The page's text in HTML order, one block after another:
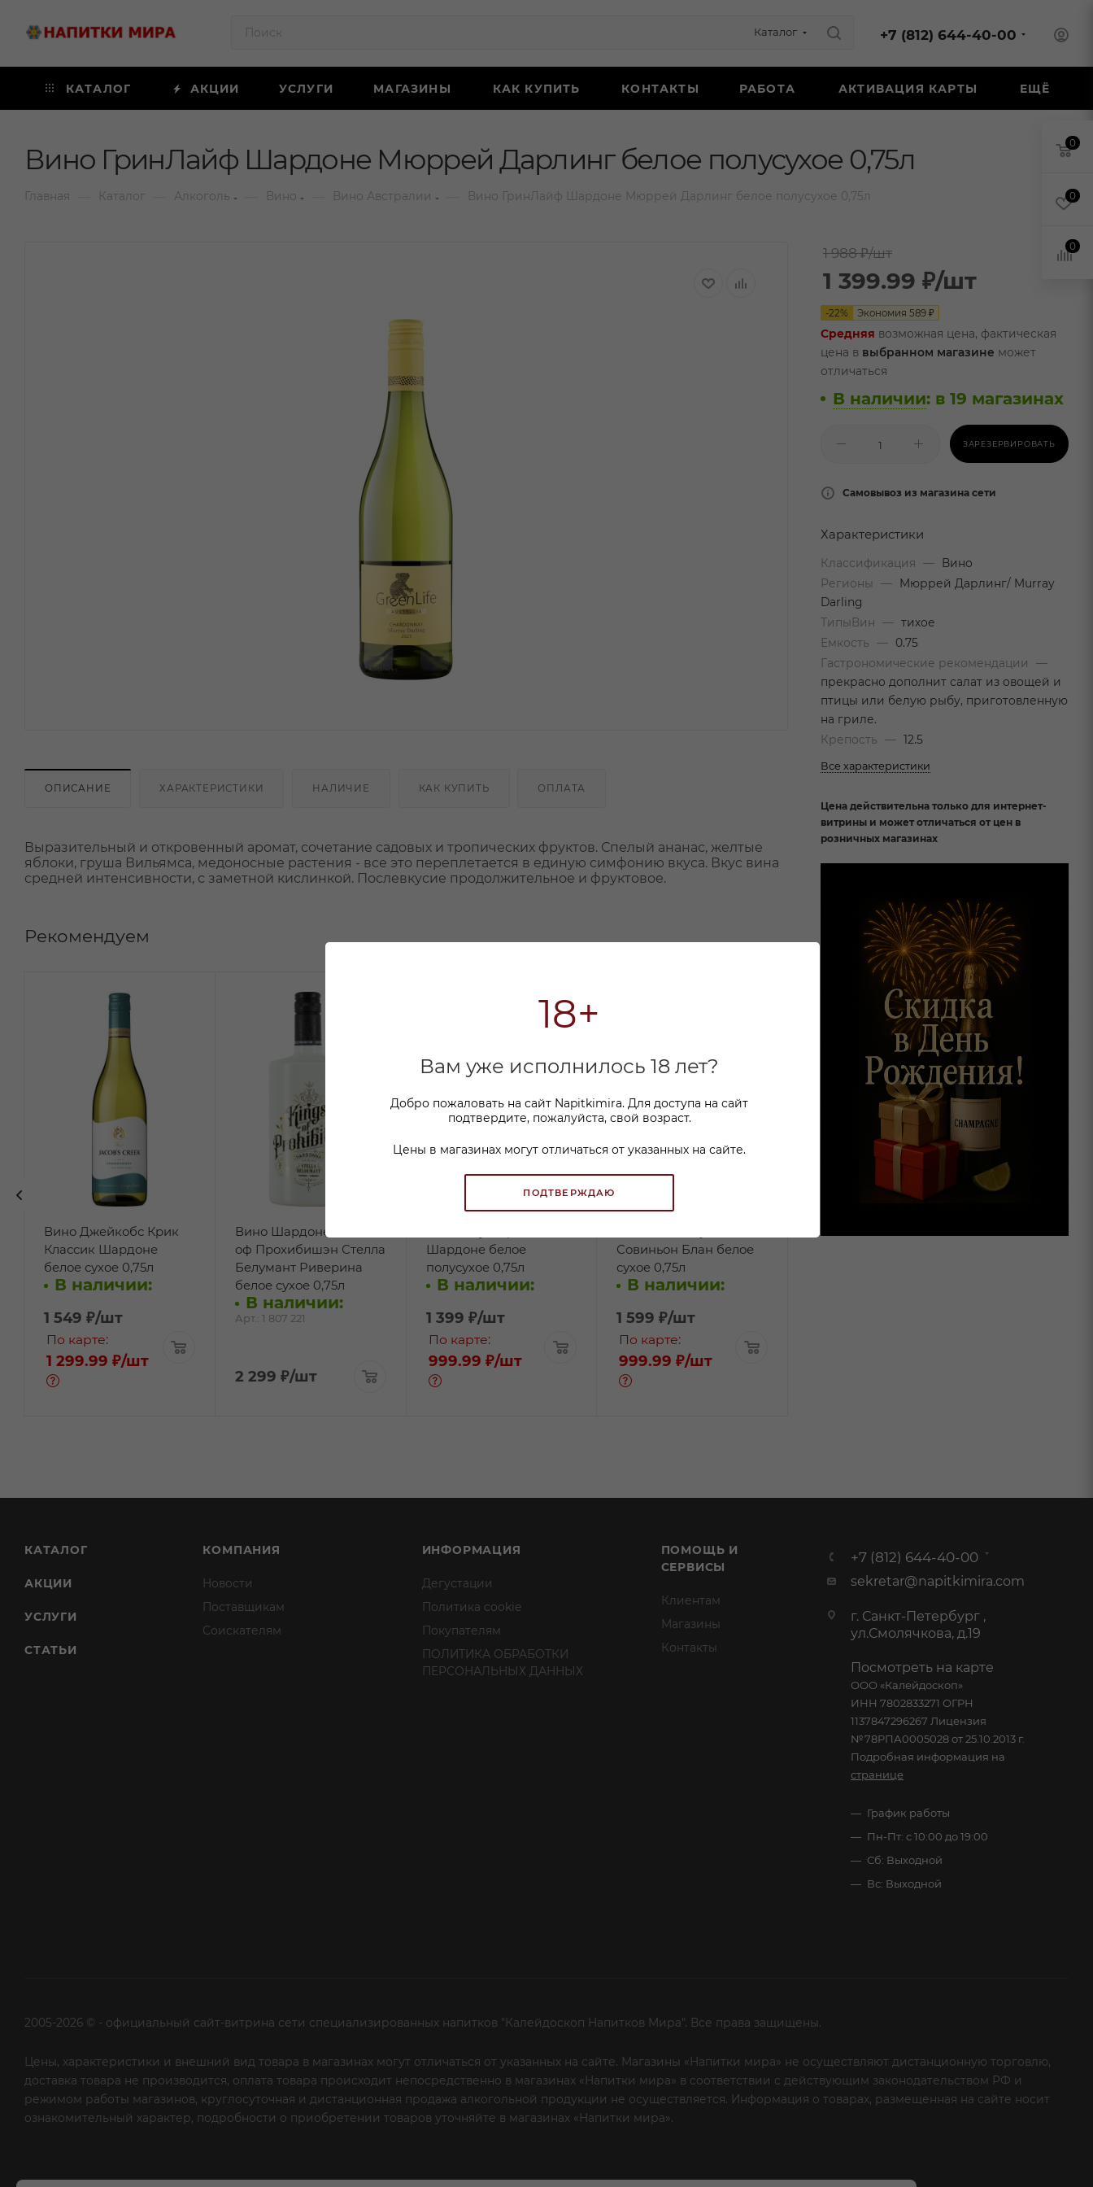
18+
Вам уже исполнилось 18 лет?
Добро пожаловать на сайт Napitkimira. Для доступа на сайт
подтвердите, пожалуйста, свой возраст.
Цены в магазинах могут отличаться от указанных на сайте.
ПОДТВЕРЖДАЮ
Каталог +7 (812) 644-40-00
КАТАЛОГ АКЦИИ УСЛУГИ МАГАЗИНЫ КАК КУПИТЬ КОНТАКТЫ РАБОТА АКТИВАЦИЯ КАРТЫ ЕЩЁ
Вино ГринЛайф Шардоне Мюррей Дарлинг белое полусухое 0,75л
Главная Каталог Алкоголь Вино Вино Австралии Вино ГринЛайф Шардоне Мюррей Дарлинг белое полусухое 0,75л
ОПИСАНИЕ ХАРАКТЕРИСТИКИ НАЛИЧИЕ КАК КУПИТЬ ОПЛАТА
Выразительный и откровенный аромат, сочетание садовых и тропических фруктов. Спелый ананас, желтые
яблоки, груша Вильямса, медоносные растения - все это переплетается в единую симфонию вкуса. Вкус вина
средней интенсивности, с заметной кислинкой. Послевкусие продолжительное и фруктовое.
Рекомендуем
Вино Джейкобс Крик
Классик Шардоне
белое сухое 0,75л
В наличии:
1 549 ₽/шт
По карте:
1 299.99 ₽/шт
Вино Шардоне Кингс
оф Прохибишэн Стелла
Белумант Риверина
белое сухое 0,75л
В наличии:
Арт.: 1 807 221
2 299 ₽/шт
Шардоне белое
полусухое 0,75л
В наличии:
1 399 ₽/шт
По карте:
999.99 ₽/шт
Совиньон Блан белое
сухое 0,75л
В наличии:
1 599 ₽/шт
По карте:
999.99 ₽/шт
Вино Караван
1 988 ₽/шт
1 399.99 ₽/шт
-22% Экономия 589 ₽
Средняя возможная цена, фактическая
цена в выбранном магазине может
отличаться
В наличии: в 19 магазинах
ЗАРЕЗЕРВИРОВАТЬ
Самовывоз из магазина сети
Характеристики
Классификация —
Вино
Регионы
—
Мюррей Дарлинг/ Murray
Darling
ТипыВин
— тихое
Емкость
—
0.75
Гастрономические рекомендации
—
прекрасно дополнит салат из овощей и
птицы или белую рыбу, приготовленную
на гриле.
Крепость
— 12.5
Все характеристики
Цена действительна только для интернет-
витрины и может отличаться от цен в
розничных магазинах
КАТАЛОГ
АКЦИИ
УСЛУГИ
СТАТЬИ
КОМПАНИЯ
Новости
Поставщикам
Соискателям
ИНФОРМАЦИЯ
Дегустации
Политика cookie
Покупателям
ПОЛИТИКА ОБРАБОТКИ
ПЕРСОНАЛЬНЫХ ДАННЫХ
ПОМОЩЬ И
СЕРВИСЫ
Клиентам
Магазины
Контакты
+7 (812) 644-40-00
sekretar@napitkimira.com
г. Санкт-Петербург ,
ул.Смолячкова, д.19
Посмотреть на карте
ООО «Калейдоскоп»
ИНН 7802833271 ОГРН
1137847296267 Лицензия
№78РПА0005028 от 25.10.2013 г.
Подробная информация на
странице
График работы
Пн-Пт: с 10:00 до 19:00
Сб: Выходной
Вс: Выходной
2005-2026 © - официальный сайт-витрина сети специализированных напитков "Калейдоскоп Напитков Мира". Все права защищены.
Цены, характеристики и внешний вид товара в магазинах могут отличаться от указанных на сайте. Магазины «Напитки мира» не осуществляют дистанционную торговлю,
доставка товара не производится, оплата товара происходит непосредственно в магазинах «Напитки мира» в соответствии с действующим законодательством РФ и
режимом работы магазинов, круглосуточная и дистанционная продажа алкогольной продукции не осуществляется. Информация о товарах, размещенная на сайте носит
ознакомительный характер, подробности о приобретении товаров уточняйте в магазинах «Напитки мира».
0
0
0